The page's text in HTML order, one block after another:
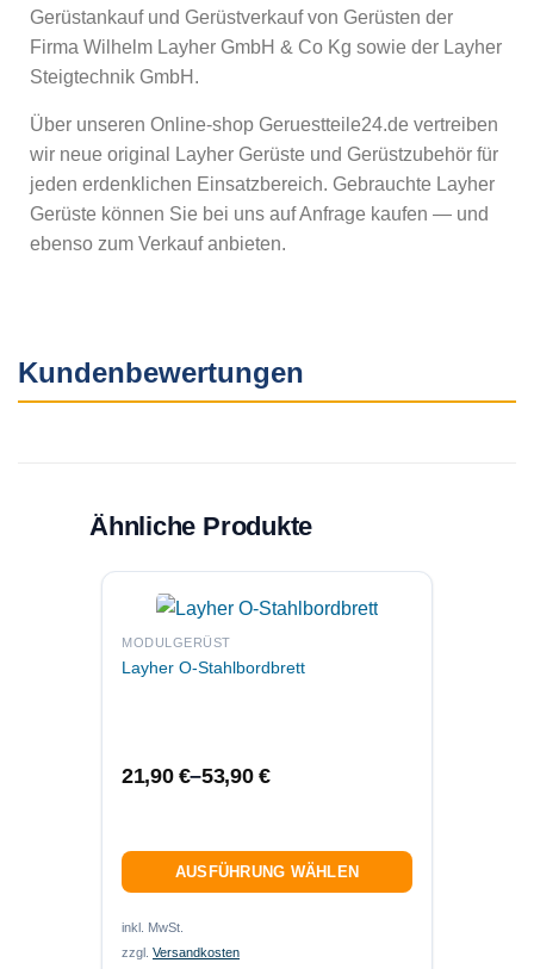
Gerüstankauf und Gerüstverkauf von Gerüsten der
Firma Wilhelm Layher GmbH & Co Kg sowie der Layher
Steigtechnik GmbH.
Über unseren Online-shop Geruestteile24.de vertreiben
wir neue original Layher Gerüste und Gerüstzubehör für
jeden erdenklichen Einsatzbereich. Gebrauchte Layher
Gerüste können Sie bei uns auf Anfrage kaufen — und
ebenso zum Verkauf anbieten.
Kundenbewertungen
Ähnliche Produkte
MODULGERÜST
Layher O-Stahlbordbrett
21,90 €–53,90 €
AUSFÜHRUNG WÄHLEN
inkl. MwSt.
zzgl. Versandkosten